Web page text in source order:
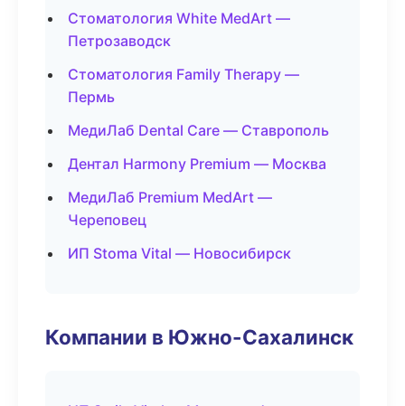
Стоматология White MedArt —
Петрозаводск
Стоматология Family Therapy —
Пермь
МедиЛаб Dental Care — Ставрополь
Дентал Harmony Premium — Москва
МедиЛаб Premium MedArt —
Череповец
ИП Stoma Vital — Новосибирск
Компании в Южно-Сахалинск